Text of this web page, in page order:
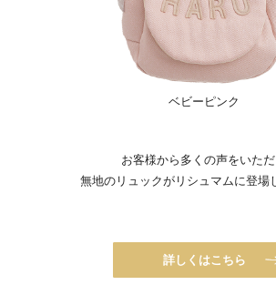
ベビーピンク
お客様から多くの声をいただ
無地のリュックがリシュマムに登場
詳しくはこちら